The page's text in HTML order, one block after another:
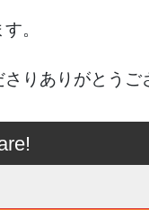
。
りありがとうご